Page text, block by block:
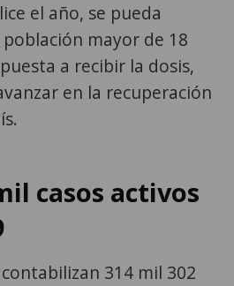
el año, se pueda
mayor de 18
a recibir la dosis,
en la recuperación
casos activos
314 mil 302